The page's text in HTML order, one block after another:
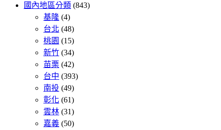
國內地區分類 (843)
基隆 (4)
台北 (48)
桃園 (15)
新竹 (34)
苗栗 (42)
台中 (393)
南投 (49)
彰化 (61)
雲林 (31)
嘉義 (50)